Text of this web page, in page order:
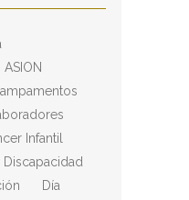
ASION
Infantil
Discapacidad
Día